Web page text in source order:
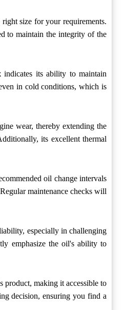
size for your requirements.
to maintain the integrity of the
indicates its ability to maintain
in cold conditions, which is
wear, thereby extending the
its excellent thermal
oil change intervals
maintenance checks will
especially in challenging
emphasize the oil's ability to
product, making it accessible to
decision, ensuring you find a